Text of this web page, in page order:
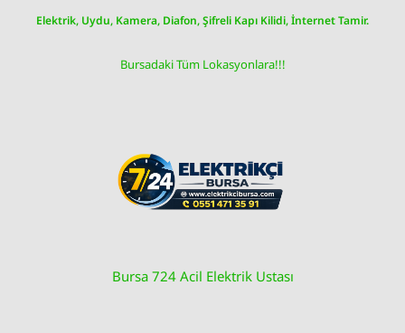
Elektrik, Uydu, Kamera, Diafon, Şifreli Kapı Kilidi, İnternet Tamir.
Bursadaki Tüm Lokasyonlara!!!
Bursa 724 Acil Elektrik Ustası